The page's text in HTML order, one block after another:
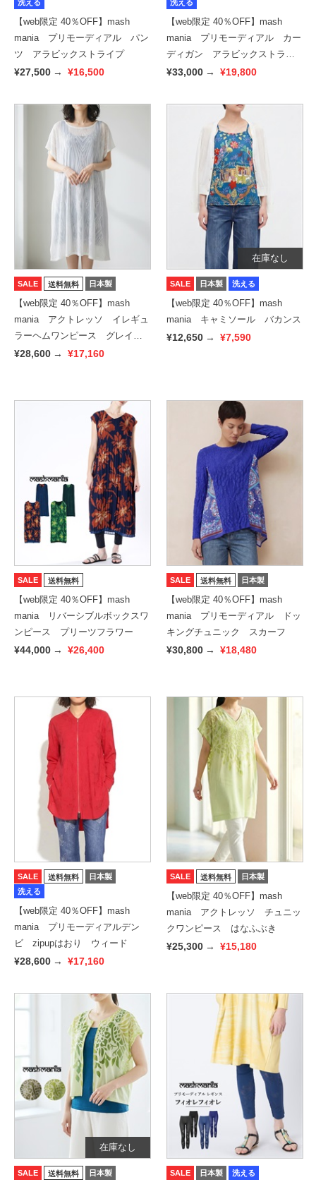
洗える
【web限定 40％OFF】mash
mania プリモーディアル パン
ツ アラビックストライプ
¥27,500 → ¥16,500
洗える
【web限定 40％OFF】mash
mania プリモーディアル カー
ディガン アラビックストライ
プ
¥33,000 → ¥19,800
SALE 送料無料 日本製
【web限定 40％OFF】mash
mania アクトレッソ イレギュ
ラーヘムワンピース グレイ
ン・マーブル
¥28,600 → ¥17,160
在庫なし
SALE 日本製 洗える
【web限定 40％OFF】mash
mania キャミソール バカンス
¥12,650 → ¥7,590
SALE 送料無料
【web限定 40％OFF】mash
mania リバーシブルボックスワ
ンピース プリーツフラワー
¥44,000 → ¥26,400
SALE 送料無料 日本製
【web限定 40％OFF】mash
mania プリモーディアル ドッ
キングチュニック スカーフ
¥30,800 → ¥18,480
SALE 送料無料
日本製
洗える
【web限定 40％OFF】mash
mania プリモーディアルデン
ビ zipupはおり ウィード
¥28,600 → ¥17,160
SALE 送料無料 日本製
【web限定 40％OFF】mash
mania アクトレッソ チュニッ
クワンピース はなふぶき
¥25,300 → ¥15,180
在庫なし
SALE 送料無料 日本製 SALE 日本製 洗える